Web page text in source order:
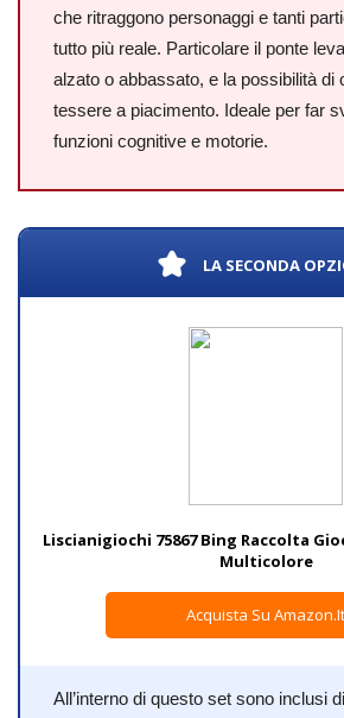
che ritraggono personaggi e tanti
tutto più reale. Particolare il ponte
alzato o abbassato, e la possibilità di
tessere a piacimento. Ideale per far
funzioni cognitive e motorie.
LA SECONDA
Liscianigiochi 75867 Bing Raccolta
Multicolore
Acquista Su Amazon.it
All’interno di questo set sono inclusi